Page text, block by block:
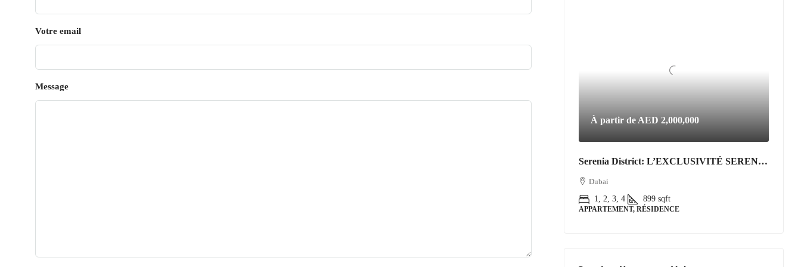
Votre email
Message
À partir de AED 2,000,000
Serenia District: L’EXCLUSIVITÉ SERENIA DISTRICT | L’Art de Vivre Resort au Cœur de Jumeirah Islands
Dubai
1, 2, 3, 4
899 sqft
APPARTEMENT, RÉSIDENCE